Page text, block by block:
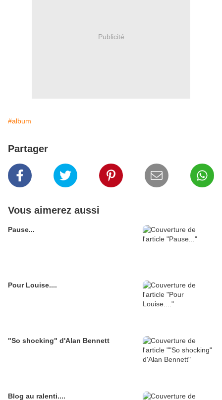
Publicité
#album
Partager
Vous aimerez aussi
Pause...
Pour Louise....
"So shocking" d'Alan Bennett
Blog au ralenti....